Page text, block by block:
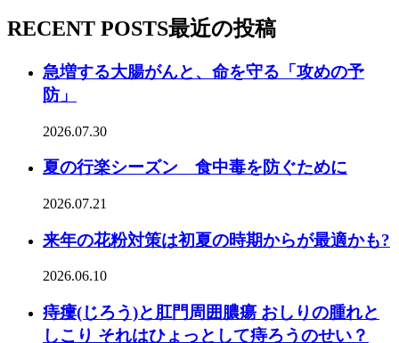
RECENT POSTS最近の投稿
急増する大腸がんと、命を守る「攻めの予
防」
2026.07.30
夏の行楽シーズン 食中毒を防ぐために
2026.07.21
来年の花粉対策は初夏の時期からが最適かも?
2026.06.10
痔瘻(じろう)と肛門周囲膿瘍 おしりの腫れと
しこり それはひょっとして痔ろうのせい？